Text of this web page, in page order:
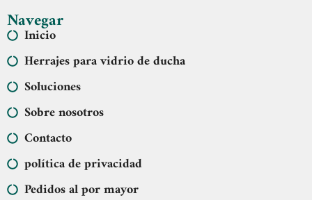
Navegar
Inicio
Herrajes para vidrio de ducha
Soluciones
Sobre nosotros
Contacto
política de privacidad
Pedidos al por mayor